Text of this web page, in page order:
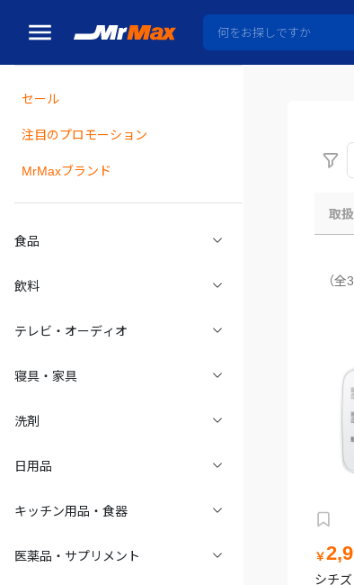
セール
注目のプロモーション
MrMaxブランド
食品
飲料
テレビ・オーディオ
寝具・家具
洗剤
日用品
キッチン用品・食器
医薬品・サプリメント
取
（全
￥
シチ